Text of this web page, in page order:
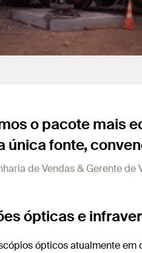
o pacote mais
única fonte,
de Vendas & Gerente de
ópticas e
ópticos atualmente